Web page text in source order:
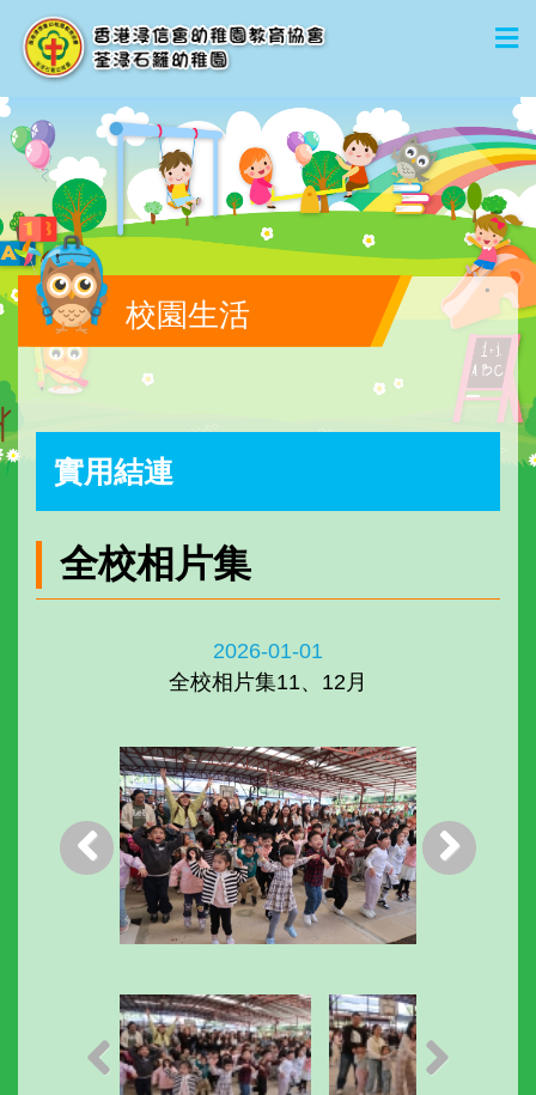
校園生活
實用結連
全校相片集
2026-01-01
全校相片集11、12月